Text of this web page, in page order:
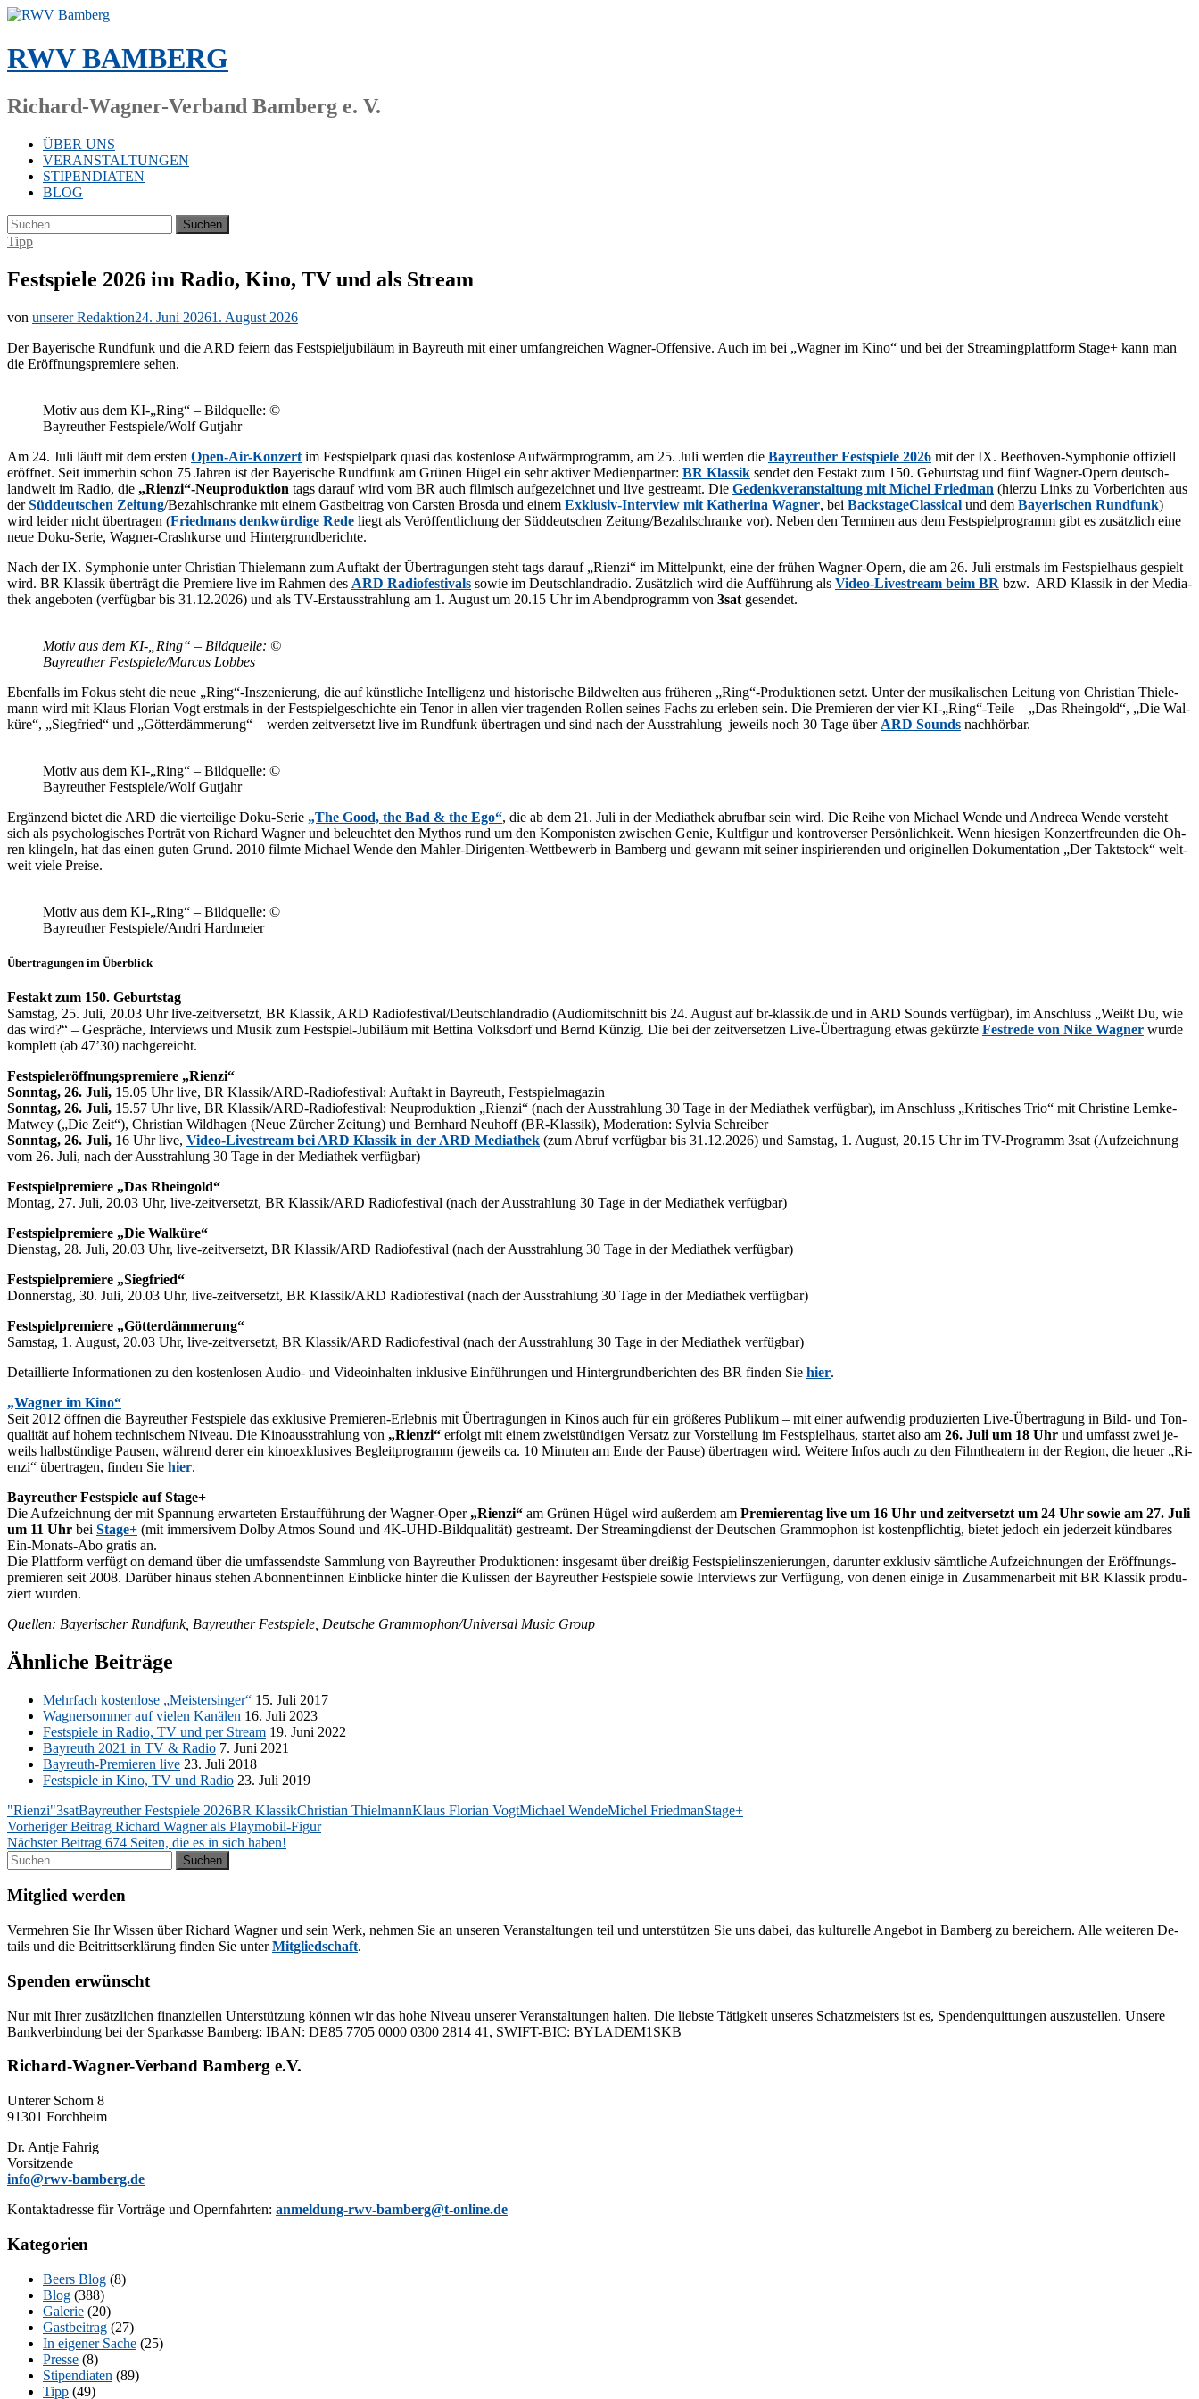
Zum
springen
RWV BAMBERG
Richard-Wagner-Verband Bamberg e. V.
ÜBER UNS
VERANSTALTUNGEN
STIPENDIATEN
BLOG
Suchen
nach:
Tipp
Festspiele 2026 im Radio, Kino, TV und als Stream
von unserer Redaktion24. Juni 20261. August 2026
Der Baye­ri­sche Rund­funk und die ARD fei­ern das Fest­spiel­ju­bi­lä­um in Bay­reuth mit ei­ner um­fang­rei­chen Wag­ner-Of­fen­si­ve. Auch im bei „Wag­ner im Kino“ und bei der Strea­ming­platt­form Stage+ kann man
die Er­öff­nungs­pre­mie­re sehen.
Mo­tiv aus dem KI-„Ring“ – Bild­quel­le: ©
Bay­reu­ther Festspiele/​Wolf Gutjahr
Am 24. Juli läuft mit dem ers­ten Open-Air-Kon­zert im Fest­spiel­park qua­si das kos­ten­lo­se Auf­wärm­pro­gramm, am 25. Juli wer­den die Bay­reu­ther Fest­spie­le 2026 mit der IX. Beet­ho­ven-Sym­pho­nie of­fi­zi­ell
er­öff­net. Seit im­mer­hin schon 75 Jah­ren ist der Baye­ri­sche Rund­funk am Grü­nen Hü­gel ein sehr ak­ti­ver Me­di­en­part­ner: BR Klas­sik sen­det den Fest­akt zum 150. Ge­burts­tag und fünf Wag­ner-Opern deutsch­
land­weit im Ra­dio, die „Rienzi“-Neuproduktion tags dar­auf wird vom BR auch fil­misch auf­ge­zeich­net und live ge­streamt. Die Ge­denk­ver­an­stal­tung mit Mi­chel Fried­man (hier­zu Links zu Vor­be­rich­ten aus
derSüd­deut­schen Zei­tung/​Bezahlschranke mit ei­nem Gast­bei­trag von Cars­ten Bros­da und ei­nem Ex­klu­siv-In­ter­view mit Ka­the­ri­na Wag­ner, bei Back­stage­Clas­si­cal und dem Baye­ri­schen Rund­funk)
wird lei­der nicht über­tra­gen (Fried­mans denk­wür­di­ge Rede liegt als Ver­öf­fent­li­chung der Süd­deut­schen Zeitung/​Bezahlschranke vor). Ne­ben den Ter­mi­nen aus dem Fest­spiel­pro­gramm gibt es zu­sätz­lich eine
neue Doku-Se­rie, Wag­ner-Crash­kur­se und Hintergrundberichte.
Nach der IX. Sym­pho­nie un­ter Chris­ti­an Thie­le­mann zum Auf­takt der Über­tra­gun­gen steht tags dar­auf „Ri­en­zi“ im Mit­tel­punkt, eine der frü­hen Wag­ner-Opern, die am 26. Juli erst­mals im Fest­spiel­haus ge­spielt
wird. BR Klas­sik über­trägt die Pre­mie­re live im Rah­men des ARD Ra­dio­fes­ti­vals so­wie im Deutsch­land­ra­dio. Zu­sätz­lich wird die Auf­füh­rung als Vi­deo-Live­stream beim BR bzw. ARD Klas­sik in der Me­dia­
thek an­ge­bo­ten (ver­füg­bar bis 31.12.2026) und als TV-Erst­aus­strah­lung am 1. Au­gust um 20.15 Uhr im Abend­pro­gramm von 3sat gesendet.
Mo­tiv aus dem KI-„Ring“ – Bild­quel­le: ©
Bay­reu­ther Festspiele/​Marcus Lobbes
Eben­falls im Fo­kus steht die neue „Ring“-Inszenierung, die auf künst­li­che In­tel­li­genz und his­to­ri­sche Bild­wel­ten aus frü­he­ren „Ring“-Produktionen setzt. Un­ter der mu­si­ka­li­schen Lei­tung von Chris­ti­an Thie­le­
mann wird mit Klaus Flo­ri­an Vogt erst­mals in der Fest­spiel­ge­schich­te ein Te­nor in al­len vier tra­gen­den Rol­len sei­nes Fachs zu er­le­ben sein. Die Pre­mie­ren der vier KI-„Ring“-Teile – „Das Rhein­gold“, „Die Wal­
kü­re“, „Sieg­fried“ und „Göt­ter­däm­me­rung“ – wer­den zeit­ver­setzt live im Rund­funk über­tra­gen und sind nach der Aus­strah­lung je­weils noch 30 Tage über ARD Sounds nachhörbar.
Mo­tiv aus dem KI-„Ring“ – Bild­quel­le: ©
Bay­reu­ther Festspiele/​Wolf Gutjahr
Er­gän­zend bie­tet die ARD die vier­tei­li­ge Doku-Se­rie „The Good, the Bad & the Ego“, die ab dem 21. Juli in der Me­dia­thek ab­ruf­bar sein wird. Die Rei­he von Mi­cha­el Wen­de und An­d­reea Wen­de ver­steht
sich als psy­cho­lo­gi­sches Por­trät von Ri­chard Wag­ner und be­leuch­tet den My­thos rund um den Kom­po­nis­ten zwi­schen Ge­nie, Kult­fi­gur und kon­tro­ver­ser Per­sön­lich­keit. Wenn hie­si­gen Kon­zert­freun­den die Oh­
ren klin­geln, hat das ei­nen gu­ten Grund. 2010 film­te Mi­cha­el Wen­de den Mahler-Di­ri­gen­ten-Wett­be­werb in Bam­berg und ge­wann mit sei­ner in­spi­rie­ren­den und ori­gi­nel­len Do­ku­men­ta­ti­on „Der Takt­stock“ welt­
weit vie­le Preise.
Mo­tiv aus dem KI-„Ring“ – Bild­quel­le: ©
Bay­reu­ther Festspiele/​Andri Hardmeier
Übertragungen im Überblick
Fest­akt zum 150. Geburtstag
Sams­tag, 25. Juli, 20.03 Uhr live-zeit­ver­setzt, BR Klas­sik, ARD Radiofestival/​Deutschlandradio (Au­dio­mit­schnitt bis 24. Au­gust auf br​-klas​sik​.de und in ARD Sounds ver­füg­bar), im An­schluss „Weißt Du, wie
das wird?“ – Ge­sprä­che, In­ter­views und Mu­sik zum Fest­spiel-Ju­bi­lä­um mit Bet­ti­na Volks­dorf und Bernd Künz­ig. Die bei der zeit­ver­set­zen Live-Über­tra­gung et­was ge­kürz­te Fest­re­de von Nike Wag­ner wur­de
kom­plett (ab 47’30) nachgereicht.
Fest­spiel­eröff­nungs­pre­mie­re „Ri­en­zi“
Sonn­tag, 26. Juli, 15.05 Uhr live, BR Klas­si­k/ARD-Ra­dio­fes­ti­val: Auf­takt in Bay­reuth, Festspielmagazin
Sonn­tag, 26. Juli, 15.57 Uhr live, BR Klas­si­k/ARD-Ra­dio­fes­ti­val: Neu­pro­duk­ti­on „Ri­en­zi“ (nach der Aus­strah­lung 30 Tage in der Me­dia­thek ver­füg­bar), im An­schluss „Kri­ti­sches Trio“ mit Chris­ti­ne Lem­ke-
Matwey („Die Zeit“), Chris­ti­an Wild­ha­gen (Neue Zür­cher Zei­tung) und Bern­hard Neu­hoff (BR-Klas­sik), Mo­de­ra­ti­on: Syl­via Schreiber
Sonn­tag, 26. Juli, 16 Uhr live, Vi­deo-Live­stream bei ARD Klas­sik in der ARD Me­dia­thek (zum Ab­ruf ver­füg­bar bis 31.12.2026) und Sams­tag, 1. Au­gust, 20.15 Uhr im TV-Pro­gramm 3sat (Auf­zeich­nung
vom 26. Juli, nach der Aus­strah­lung 30 Tage in der Me­dia­thek verfügbar)
Fest­spiel­pre­mie­re „Das Rheingold“
Mon­tag, 27. Juli, 20.03 Uhr, live-zeit­ver­setzt, BR Klassik/​ARD Ra­dio­fes­ti­val (nach der Aus­strah­lung 30 Tage in der Me­dia­thek verfügbar)
Fest­spiel­pre­mie­re „Die Walküre“
Diens­tag, 28. Juli, 20.03 Uhr, live-zeit­ver­setzt, BR Klassik/​ARD Ra­dio­fes­ti­val (nach der Aus­strah­lung 30 Tage in der Me­dia­thek verfügbar)
Fest­spiel­pre­mie­re „Sieg­fried“
Don­ners­tag, 30. Juli, 20.03 Uhr, live-zeit­ver­setzt, BR Klassik/​ARD Ra­dio­fes­ti­val (nach der Aus­strah­lung 30 Tage in der Me­dia­thek verfügbar)
Fest­spiel­pre­mie­re „Göt­ter­däm­me­rung“
Sams­tag, 1. Au­gust, 20.03 Uhr, live-zeit­ver­setzt, BR Klassik/​ARD Ra­dio­fes­ti­val (nach der Aus­strah­lung 30 Tage in der Me­dia­thek verfügbar)
De­tail­lier­te In­for­ma­tio­nen zu den kos­ten­lo­sen Au­dio- und Vi­deo­in­hal­ten in­klu­si­ve Ein­füh­run­gen und Hin­ter­grund­be­rich­ten des BR fin­den Sie hier.
„Wag­ner im Kino“
Seit 2012 öff­nen die Bay­reu­ther Fest­spie­le das ex­klu­si­ve Pre­mie­ren-Er­leb­nis mit Über­tra­gun­gen in Ki­nos auch für ein grö­ße­res Pu­bli­kum – mit ei­ner auf­wen­dig pro­du­zier­ten Live-Über­tra­gung in Bild- und Ton­
qua­li­tät auf ho­hem tech­ni­schem Ni­veau. Die Ki­no­aus­strah­lung von „Ri­en­zi“ er­folgt mit ei­nem zwei­stün­di­gen Ver­satz zur Vor­stel­lung im Fest­spiel­haus, star­tet also am 26. Juli um 18 Uhr und um­fasst zwei je­
weils halb­stün­di­ge Pau­sen, wäh­rend de­rer ein ki­no­ex­klu­si­ves Be­gleit­pro­gramm (je­weils ca. 10 Mi­nu­ten am Ende der Pau­se) über­tra­gen wird. Wei­te­re In­fos auch zu den Film­thea­tern in der Re­gi­on, die heu­er „Ri­
en­zi“ über­tra­gen, fin­den Sie hier.
Bay­reu­ther Fest­spie­le auf Stage+
Die Auf­zeich­nung der mit Span­nung er­war­te­ten Erst­auf­füh­rung der Wag­ner-Oper „Ri­en­zi“ am Grü­nen Hü­gel wird au­ßer­dem am Pre­mie­ren­tag live um 16 Uhr und zeit­ver­setzt um 24 Uhr so­wie am 27. Juli
um 11 Uhr bei Stage+ (mit im­mersi­vem Dol­by At­mos Sound und 4K-UHD-Bild­qua­li­tät) ge­streamt. Der Strea­ming­dienst der Deut­schen Gram­mo­phon ist kos­ten­pflich­tig, bie­tet je­doch ein je­der­zeit künd­ba­res
Ein-Mo­nats-Abo gra­tis an.
Die Platt­form ver­fügt on de­mand über die um­fas­sends­te Samm­lung von Bay­reu­ther Pro­duk­tio­nen: ins­ge­samt über drei­ßig Fest­spiel­in­sze­nie­run­gen, dar­un­ter ex­klu­siv sämt­li­che Auf­zeich­nun­gen der Er­öff­nungs­
pre­mie­ren seit 2008. Dar­über hin­aus ste­hen Abonnent:innen Ein­bli­cke hin­ter die Ku­lis­sen der Bay­reu­ther Fest­spie­le so­wie In­ter­views zur Ver­fü­gung, von de­nen ei­ni­ge in Zu­sam­men­ar­beit mit BR Klas­sik pro­du­
ziert wurden.
Quel­len: Baye­ri­scher Rund­funk, Bay­reu­ther Fest­spie­le, Deut­sche Grammophon/​Universal Mu­sic Group
Ähnliche Beiträge
Mehr­fach kos­ten­lo­se „Meis­ter­sin­ger“ 15. Juli 2017
Wag­ner­som­mer auf vie­len Ka­nä­len 16. Juli 2023
Fest­spie­le in Ra­dio, TV und per Stream 19. Juni 2022
Bay­reuth 2021 in TV & Ra­dio 7. Juni 2021
Bay­reuth-Pre­mie­ren live 23. Juli 2018
Fest­spie­le in Kino, TV und Ra­dio 23. Juli 2019
"Rienzi"3satBayreuther Festspiele 2026BR KlassikChristian ThielmannKlaus Florian VogtMichael WendeMichel FriedmanStage+
Beitragsnavigation
Vorheriger Beitrag Richard Wagner als Playmobil-Figur
Nächster Beitrag 674 Seiten, die es in sich haben!
Suchen
nach:
Mitglied werden
Ver­meh­ren Sie Ihr Wis­sen über Ri­chard Wag­ner und sein Werk, neh­men Sie an un­se­ren Ver­an­stal­tun­gen teil und un­ter­stüt­zen Sie uns da­bei, das kul­tu­rel­le An­ge­bot in Bam­berg zu be­rei­chern. Alle wei­te­ren De­
tails und die Bei­tritts­er­klä­rung fin­den Sie un­terMit­glied­schaft.
Spenden erwünscht
Nur mit Ih­rer zu­sätz­li­chen fi­nan­zi­el­len Un­ter­stüt­zung kön­nen wir das hohe Ni­veau un­se­rer Ver­an­stal­tun­gen hal­ten. Die liebs­te Tä­tig­keit un­se­res Schatz­meis­ters ist es, Spen­den­quit­tun­gen aus­zu­stel­len. Un­se­re
Bank­ver­bin­dung bei der Spar­kas­se Bam­berg: IBAN: DE85 7705 0000 0300 2814 41, SWIFT-BIC: BYLADEM1SKB
Richard-Wagner-Verband Bamberg e.V.
Un­te­rer Schorn 8
91301 Forchheim
Dr. Ant­je Fahrig
Vorsitzende
info@rwv-bamberg.de
Kon­takt­adres­se für Vor­trä­ge und Opern­fahr­ten: anmeldung-rwv-bamberg@t-online.de
Kategorien
Beers Blog (8)
Blog (388)
Galerie (20)
Gastbeitrag (27)
In eigener Sache (25)
Presse (8)
Stipendiaten (89)
Tipp (49)